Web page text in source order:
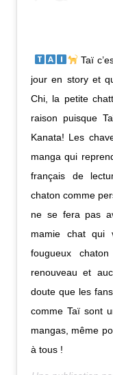
Taï
jour en story et
Chi, la petite
raison puisque
Kanata! Les
manga qui
français de
chaton comme
ne se fera pas
mamie chat
fougueux chaton
renouveau et
doute que les
comme Taï sont
mangas, même
à tous !